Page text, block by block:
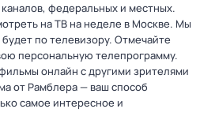
федеральных и местных.
на ТВ на неделе в Москве. Мы
по телевизору. Отмечайте
персональную телепрограмму.
онлайн с другими зрителями
от Рамблера — ваш способ
самое интересное и